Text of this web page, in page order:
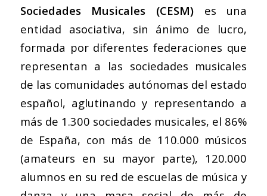
Sociedades Musicales (CESM) es una
entidad asociativa, sin ánimo de lucro,
formada por diferentes federaciones que
representan a las sociedades musicales
de las comunidades autónomas del estado
español, aglutinando y representando a
más de 1.300 sociedades musicales, el 86%
de España, con más de 110.000 músicos
(amateurs en su mayor parte), 120.000
alumnos en su red de escuelas de música y